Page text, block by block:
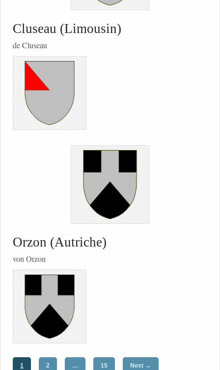
Cluseau (Limousin)
de Cluseau
Orzon (Autriche)
von Orzon
1 2 … 15 Next →